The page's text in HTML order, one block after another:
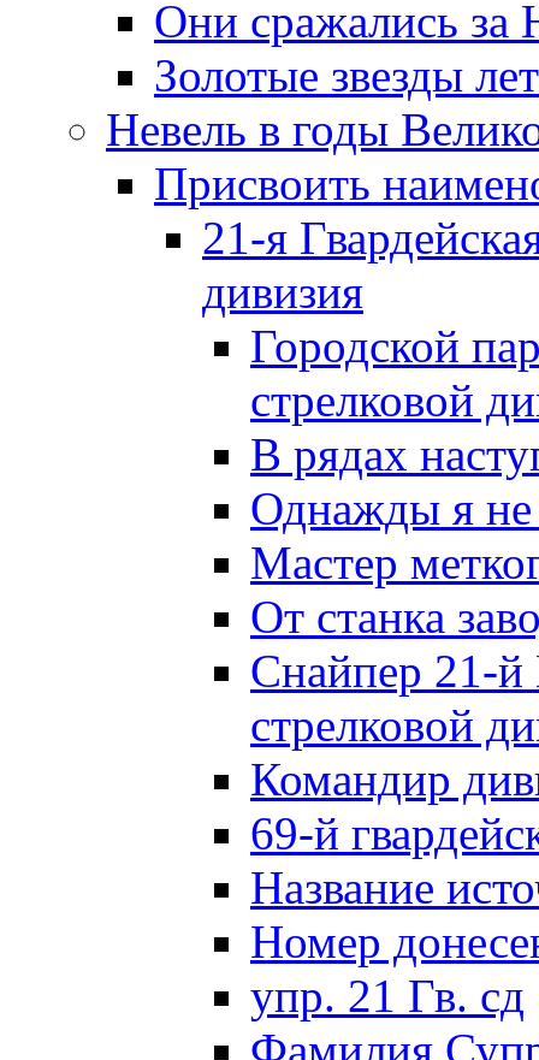
Они сражались за
Золотые звезды
Невель в годы
Присвоить
21-я
дивизия
Городской
стрелковой
В рядах
Однажды я
Мастер
От станка
Снайпер 21-й
стрелковой
Командир
69-й
Название
Номер
упр. 21 Гв. сд
Фамилия